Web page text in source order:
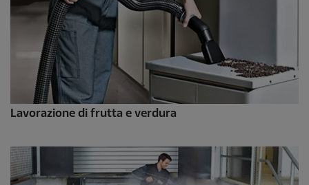
Lavorazione di frutta e verdura